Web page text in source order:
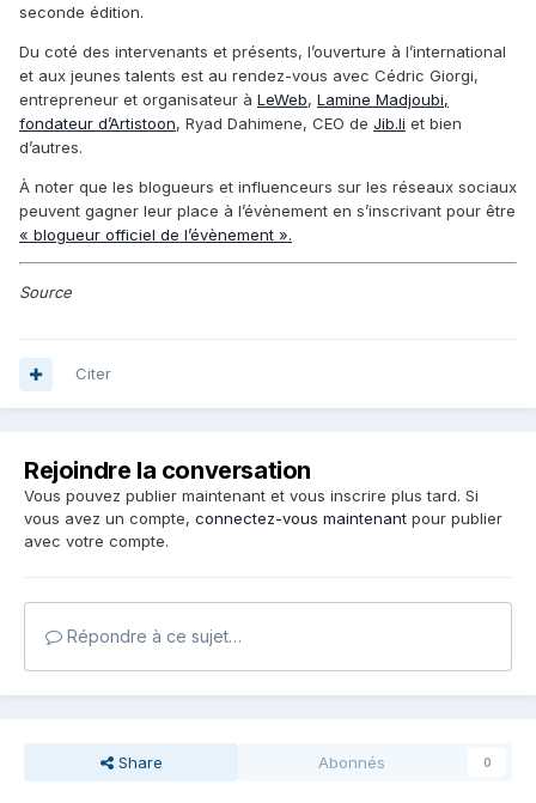
seconde édition.
Du coté des intervenants et présents, l’ouverture à l’international
et aux jeunes talents est au rendez-vous avec Cédric Giorgi,
entrepreneur et organisateur à LeWeb, Lamine Madjoubi,
fondateur d’Artistoon, Ryad Dahimene, CEO de Jib.li et bien
d’autres.
À noter que les blogueurs et influenceurs sur les réseaux sociaux
peuvent gagner leur place à l’évènement en s’inscrivant pour être
« blogueur officiel de l’évènement ».
Source
Citer
Rejoindre la conversation
Vous pouvez publier maintenant et vous inscrire plus tard. Si
vous avez un compte, connectez-vous maintenant pour publier
avec votre compte.
Répondre à ce sujet…
Share Abonnés 0